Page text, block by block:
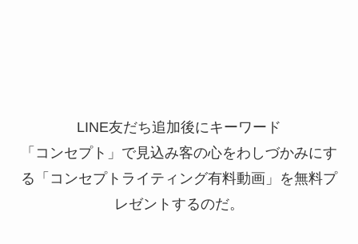
LINE友だち追加後にキーワード
「コンセプト」で見込み客の心をわしづかみにす
る「コンセプトライティング有料動画」を無料プ
レゼントするのだ。